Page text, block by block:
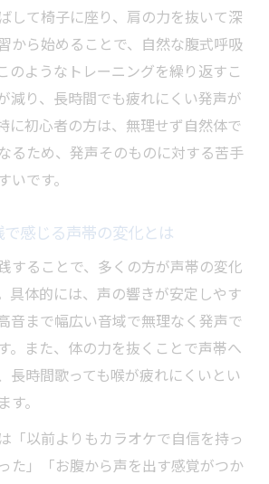
して椅子に座り、肩の力を抜いて深
から始めることで、自然な腹式呼吸
のようなトレーニングを繰り返すこ
減り、長時間でも疲れにくい発声が
に初心者の方は、無理せず自然体で
るため、発声そのものに対する苦手
いです。
感じる声帯の変化とは
することで、多くの方が声帯の変化
具体的には、声の響きが安定しやす
音まで幅広い音域で無理なく発声で
。また、体の力を抜くことで声帯へ
長時間歌っても喉が疲れにくいとい
す。
「以前よりもカラオケで自信を持っ
た」「お腹から声を出す感覚がつか